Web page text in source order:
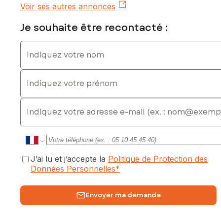
Voir ses autres annonces
Je souhaite être recontacté :
Indiquez votre nom
Indiquez votre prénom
E-mail
J’ai lu et j’accepte la Politique de Protection des
Données Personnelles*
Envoyer ma demande